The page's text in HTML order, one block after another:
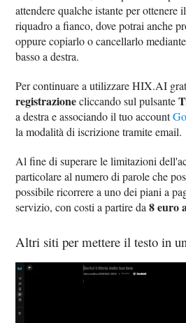
attendere qualche istante per ottenere
riquadro a fianco, dove potrai anche
oppure copiarlo o cancellarlo
basso a destra.
Per continuare a utilizzare HIX.AI
registrazionecliccando sul pulsante
a destra e associando il tuo account
la modalità di iscrizione tramite email.
Al fine di superare le limitazioni
particolare al numero di parole che
possibile ricorrere a uno dei piani a
servizio, con costi a partire da8 euro
Altri siti per mettere il testo in